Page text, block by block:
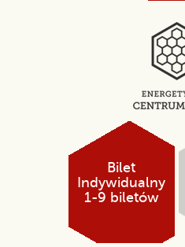
Bilet
Indywidualny
1-9 biletów